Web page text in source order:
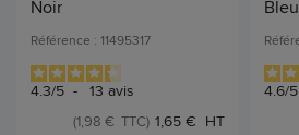
Noir
Référence : 11495317
4.3/5 - 13 avis
1,65 € HT
(1,98 € TTC)
Bleu
4.6/5